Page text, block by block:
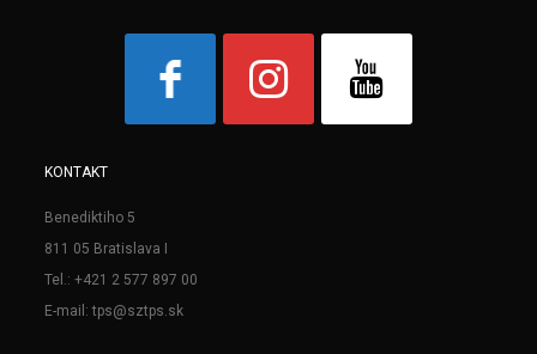
KONTAKT
Benediktiho 5
811 05 Bratislava I
Tel.: +421 2 577 897 00
E-mail: tps@sztps.sk